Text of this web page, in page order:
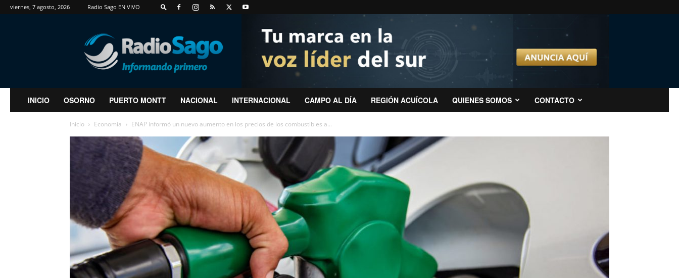
viernes, 7 agosto, 2026 Radio Sago EN VIVO
RadioSago
INICIO OSORNO PUERTO MONTT NACIONAL INTERNACIONAL CAMPO AL DÍA REGIÓN ACUÍCOLA QUIENES SOMOS CONTACTO
Inicio Economía ENAP informó un nuevo aumento en los precios de los combustibles a...